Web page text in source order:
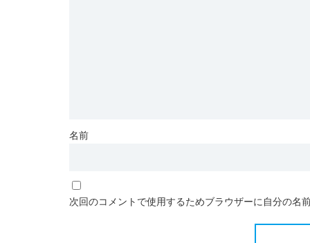
名前
次回のコメントで使用するためブラウザーに自分の名